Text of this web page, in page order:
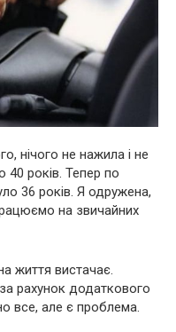
нічого не нажила і не
років. Тепер по
36 років. Я одружена,
на звичайних
життя вистачає.
рахунок додаткового
все, але є проблема.